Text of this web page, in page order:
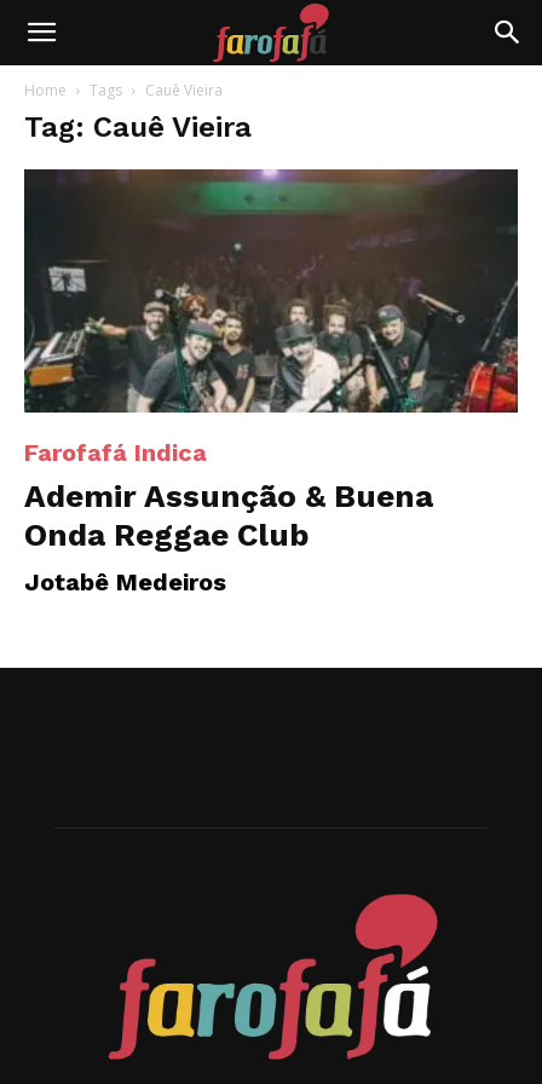
Farofafá
Home Tags Cauê Vieira
Tag: Cauê Vieira
Farofafá Indica
Ademir Assunção & Buena
Onda Reggae Club
Jotabê Medeiros